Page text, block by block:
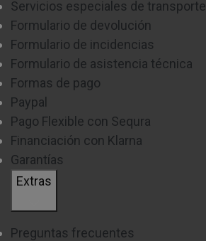
Servicios especiales de transporte
Formulario de devolución
Formulario de incidencias
Formulario de asistencia técnica
Formas de pago
Paypal
Pago Flexible con Sequra
Financiación con Klarna
Garantías
Extras
Preguntas frecuentes